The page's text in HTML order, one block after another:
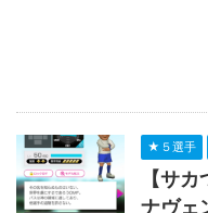
★５選手
【サ
ナヴェ